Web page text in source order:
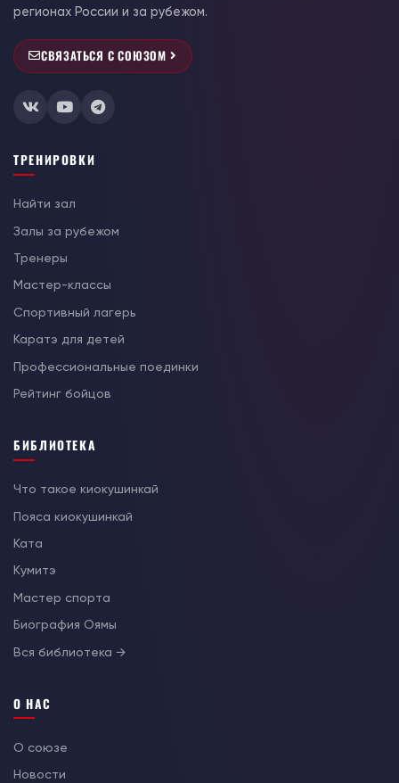
регионах России и за рубежом.
СВЯЗАТЬСЯ С СОЮЗОМ
ТРЕНИРОВКИ
Найти зал
Залы за рубежом
Тренеры
Мастер-классы
Спортивный лагерь
Каратэ для детей
Профессиональные поединки
Рейтинг бойцов
БИБЛИОТЕКА
Что такое киокушинкай
Пояса киокушинкай
Ката
Кумитэ
Мастер спорта
Биография Оямы
Вся библиотека →
О НАС
О союзе
Новости